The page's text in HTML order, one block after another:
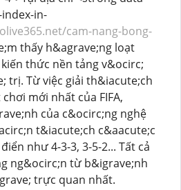
in-
cam-nang-bong-
thấy h&agrave;ng loạt
thức nền tảng v&ocirc;
trị. Từ việc giải th&iacute;ch
mới nhất của FIFA,
của c&ocirc;ng nghệ
t&iacute;ch c&aacute;c
như 4-3-3, 3-5-2... Tất cả
ng&ocirc;n từ b&igrave;nh
trực quan nhất.